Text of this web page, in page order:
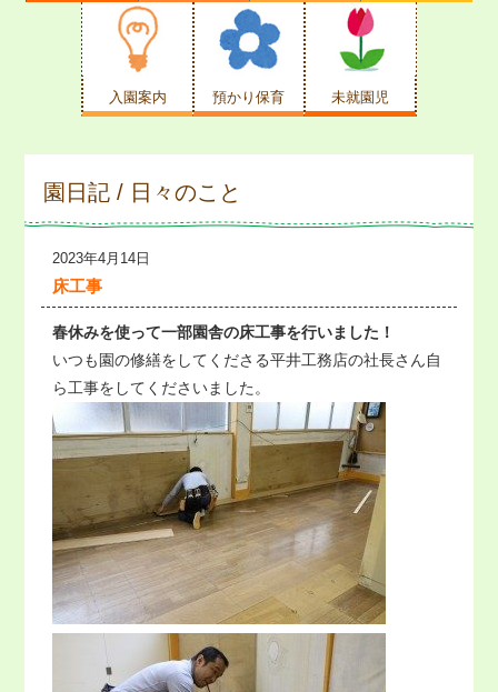
入園案内 預かり保育 未就園児
園日記 / 日々のこと
2023年4月14日
床工事
春休みを使って一部園舎の床工事を行いました！
いつも園の修繕をしてくださる平井工務店の社長さん自
ら工事をしてくださいました。